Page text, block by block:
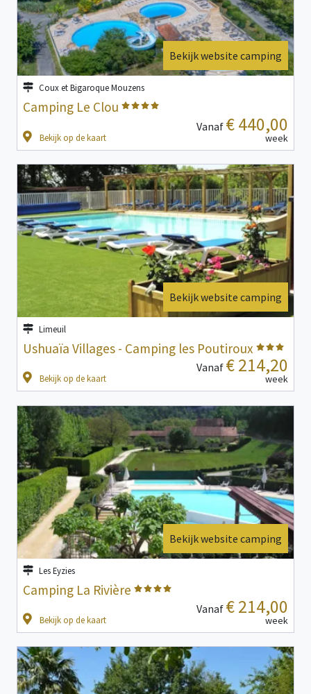
Bekijk website camping
Coux et Bigaroque Mouzens
Camping Le Clou
Bekijk op de kaart
Vanaf € 440,00
week
Bekijk website camping
Limeuil
Ushuaïa Villages - Camping les Poutiroux
Bekijk op de kaart
Vanaf € 214,20
week
Bekijk website camping
Les Eyzies
Camping La Rivière
Bekijk op de kaart
Vanaf € 214,00
week